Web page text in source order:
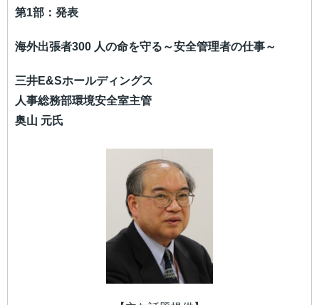
第1部：発表
海外出張者300 人の命を守る～安全管理者の仕事～
三井E&Sホールディングス
人事総務部環境安全室主管
奥山 元氏